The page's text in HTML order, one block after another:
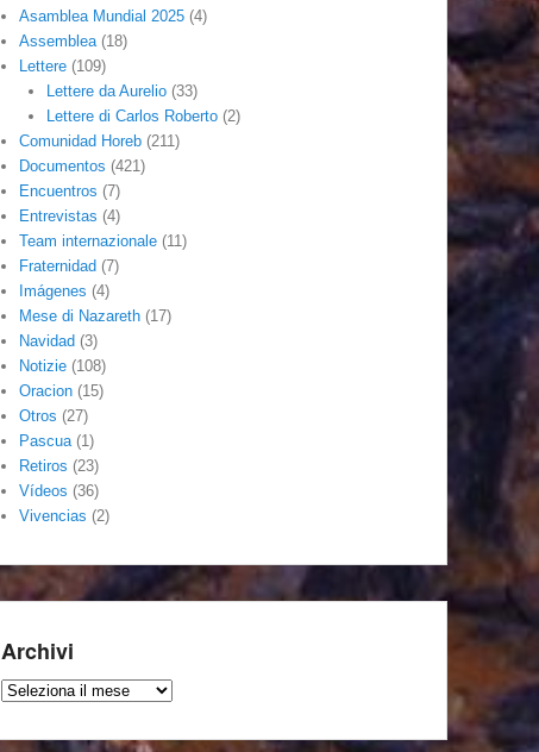
Asamblea Mundial 2025 (4)
Assemblea(18)
Lettere (109)
Lettere da Aurelio(33)
Lettere di Carlos Roberto(2)
Comunidad Horeb (211)
Documentos (421)
Encuentros (7)
Entrevistas (4)
Team internazionale (11)
Fraternidad (7)
Imágenes (4)
Mese di Nazareth (17)
Navidad (3)
Notizie (108)
Oracion (15)
Otros (27)
Pascua(1)
Retiros (23)
Vídeos (36)
Vivencias (2)
Archivi
Archivi